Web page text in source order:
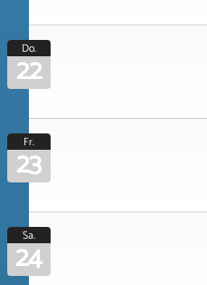
Do.
22
Fr.
23
Sa.
24